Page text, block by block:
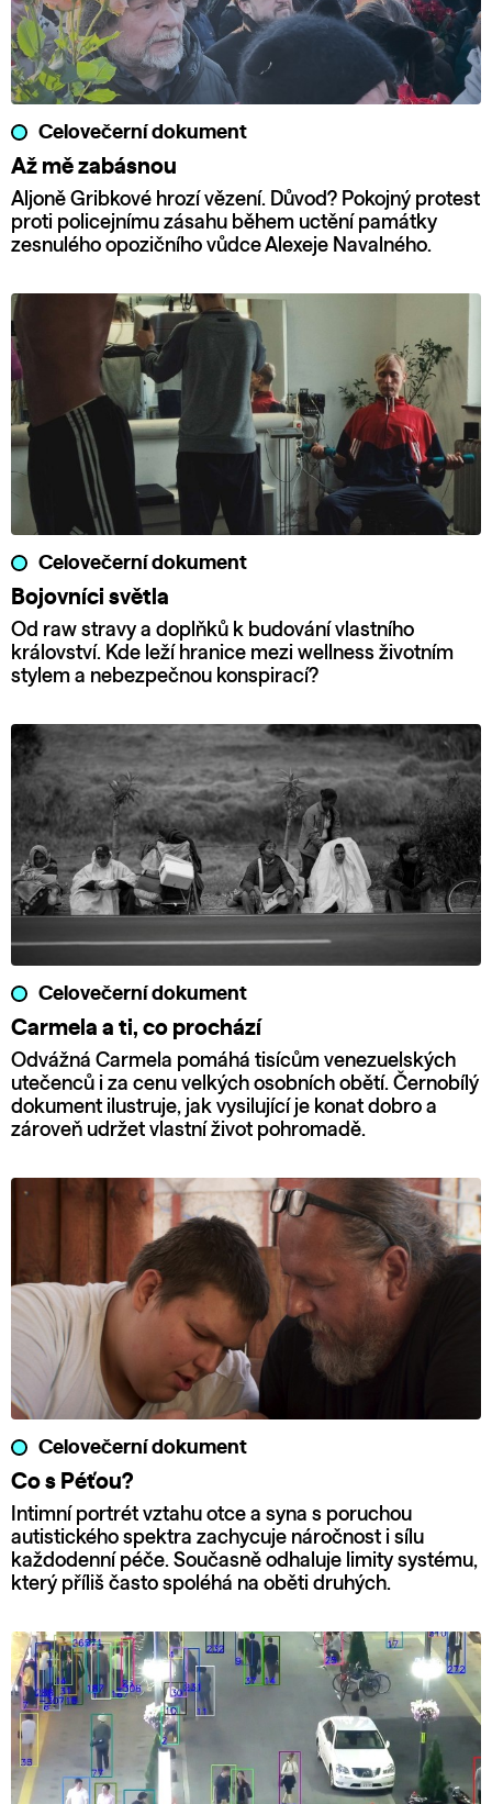
Celovečerní dokument
Až mě zabásnou
Aljoně Gribkové hrozí vězení. Důvod? Pokojný protest
proti policejnímu zásahu během uctění památky
zesnulého opozičního vůdce Alexeje Navalného.
Celovečerní dokument
Bojovníci světla
Od raw stravy a doplňků k budování vlastního
království. Kde leží hranice mezi wellness životním
stylem a nebezpečnou konspirací?
Celovečerní dokument
Carmela a ti, co prochází
Odvážná Carmela pomáhá tisícům venezuelských
utečenců i za cenu velkých osobních obětí. Černobílý
dokument ilustruje, jak vysilující je konat dobro a
zároveň udržet vlastní život pohromadě.
Celovečerní dokument
Co s Péťou?
Intimní portrét vztahu otce a syna s poruchou
autistického spektra zachycuje náročnost i sílu
každodenní péče. Současně odhaluje limity systému,
který příliš často spoléhá na oběti druhých.